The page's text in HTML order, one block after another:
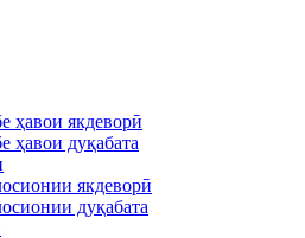
ҳавои якдеворӣ
дуқабата
якдеворӣ
дуқабата